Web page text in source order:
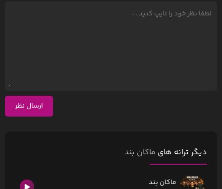
ارسال نظر
دیگر ترانه های ماکان بند
ماکان بند